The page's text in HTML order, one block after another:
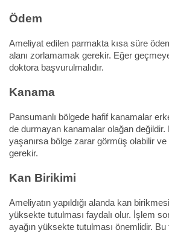
Ödem
Ameliyat edilen parmakta kısa süre
alanı zorlamamak gerekir. Eğer
doktora başvurulmalıdır.
Kanama
Pansumanlı bölgede hafif kanamalar
de durmayan kanamalar olağan değildir.
yaşanırsa bölge zarar görmüş olabilir
gerekir.
Kan Birikimi
Ameliyatın yapıldığı alanda kan
yüksekte tutulması faydalı olur. İşlem
ayağın yüksekte tutulması önemlidir. Bu